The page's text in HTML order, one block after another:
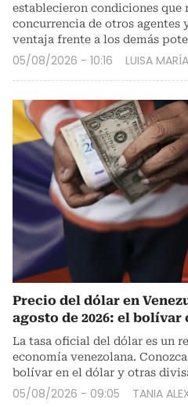
establecieron condiciones que
concurrencia de otros agentes
ventaja frente a los demás
05/08/2026 - 10:16 LUISA
Precio del dólar en
agosto de 2026: el
La tasa oficial del dólar es un
economía venezolana.
bolívar en el dólar y otras
05/08/2026 - 09:05 TANIA